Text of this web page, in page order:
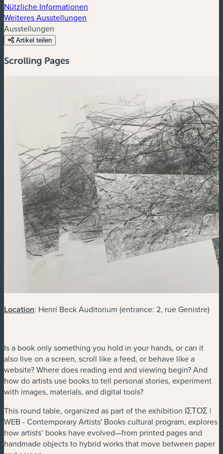
Nützliche Informationen
Weiteres Ausstellungen
Ausstellungen
Artikel teilen
Scrolling Pages
Location: Henri Beck Auditorium (entrance: 2, rue Genistre)
Is a book only something you hold in your hands, or can it
also live on a screen, scroll like a feed, or behave like a
website? Where does reading end and viewing begin? And
how do artists use books to tell personal stories, experiment
with images, materials, and digital tools?
This round table, organized as part of the exhibition ΙΣΤΟΣ |
WEB - Contemporary Artists' Books cultural program, explores
how artists’ books have evolved—from printed pages and
handmade objects to hybrid works that move between paper